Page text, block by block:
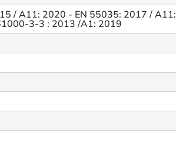
/ A11: 2020 - EN 55035: 2017 / A11:
3-3 : 2013 /A1: 2019